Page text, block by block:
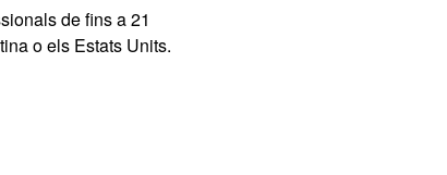
de fins a 21
o els Estats Units.